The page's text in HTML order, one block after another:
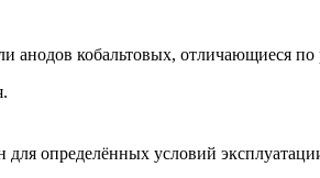
анодов кобальтовых, отличающиеся
определённых условий